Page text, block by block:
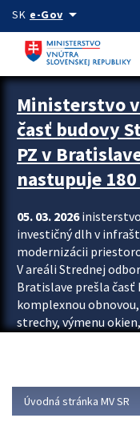
Preskocit na hlavný obsah
SK e-Govarrow_drop_down
Ministerstvo
časť budovy
PZ v
nastupuje
05. 03. 2026
investičný dlh v
modernizácii
V areáli Strednej
Bratislave prešla časť
komplexnou
strechy, výmenu
aj interiéru, kde
Viac
Úvodná stránka MV SR